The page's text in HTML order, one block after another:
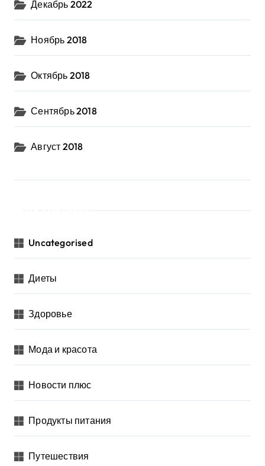
Декабрь 2022
Ноябрь 2018
Октябрь 2018
Сентябрь 2018
Август 2018
Uncategorised
Диеты
Здоровье
Мода и красота
Новости плюс
Продукты питания
Путешествия